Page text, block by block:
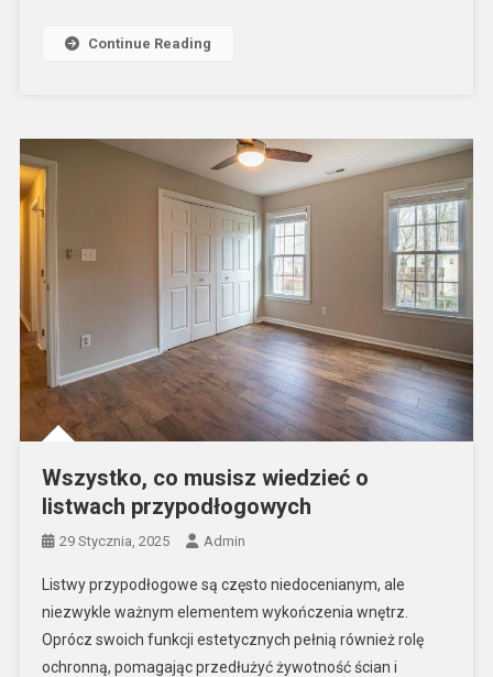
Continue Reading
Wszystko, co musisz wiedzieć o
listwach przypodłogowych
29 Stycznia, 2025 Admin
Listwy przypodłogowe są często niedocenianym, ale
niezwykle ważnym elementem wykończenia wnętrz.
Oprócz swoich funkcji estetycznych pełnią również rolę
ochronną, pomagając przedłużyć żywotność ścian i